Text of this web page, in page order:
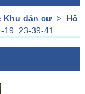
Khu dân cư> Hồ
19_23-39-41